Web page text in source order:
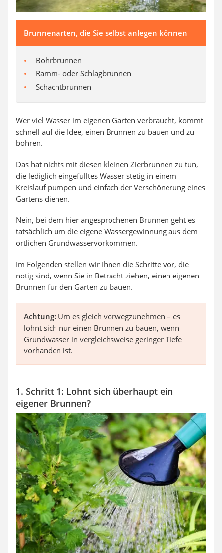
Brunnenarten, die Sie selbst anlegen können
Bohrbrunnen
Ramm- oder Schlagbrunnen
Schachtbrunnen
Wer viel Wasser im eigenen Garten verbraucht, kommt
schnell auf die Idee, einen Brunnen zu bauen und zu
bohren.
Das hat nichts mit diesen kleinen Zierbrunnen zu tun,
die lediglich eingefülltes Wasser stetig in einem
Kreislauf pumpen und einfach der Verschönerung eines
Gartens dienen.
Nein, bei dem hier angesprochenen Brunnen geht es
tatsächlich um die eigene Wassergewinnung aus dem
örtlichen Grundwasservorkommen.
Im Folgenden stellen wir Ihnen die Schritte vor, die
nötig sind, wenn Sie in Betracht ziehen, einen eigenen
Brunnen für den Garten zu bauen.
Achtung: Um es gleich vorwegzunehmen – es
lohnt sich nur einen Brunnen zu bauen, wenn
Grundwasser in vergleichsweise geringer Tiefe
vorhanden ist.
1. Schritt 1: Lohnt sich überhaupt ein
eigener Brunnen?